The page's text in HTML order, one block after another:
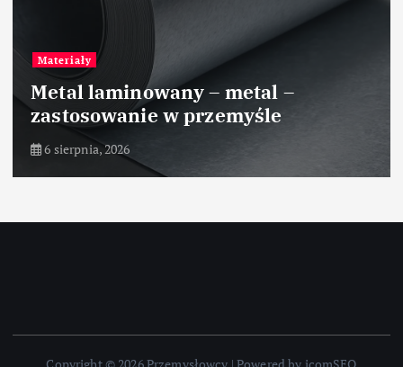
Materiały
Metal laminowany – metal –
zastosowanie w przemyśle
6 sierpnia, 2026